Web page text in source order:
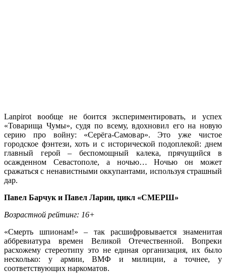
Lanpirot вообще не боится экспериментировать, и успех
«Товарища Чумы», судя по всему, вдохновил его на новую
серию про войну: «Серёга-Самовар». Это уже чистое
городское фэнтези, хоть и с исторической подоплекой: днем
главный герой – беспомощный калека, прячущийся в
осажденном Севастополе, а ночью… Ночью он может
сражаться с ненавистными оккупантами, используя страшный
дар.
Павел Барчук и Павел Ларин, цикл «СМЕРШ»
Возрастной рейтинг: 16+
«Смерть шпионам!» – так расшифровывается знаменитая
аббревиатура времен Великой Отечественной. Вопреки
расхожему стереотипу это не единая организация, их было
несколько: у армии, ВМФ и милиции, а точнее, у
соответствующих наркоматов.